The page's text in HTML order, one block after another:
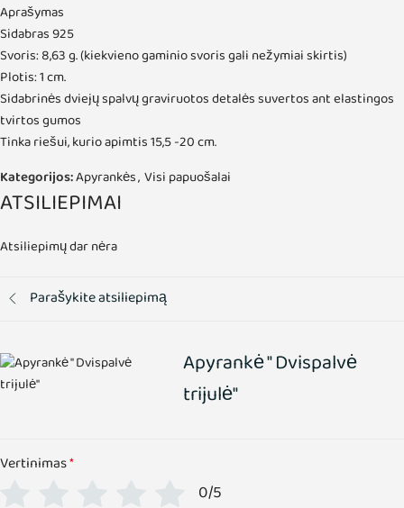
Aprašymas
Sidabras 925
Svoris: 8,63 g. (kiekvieno gaminio svoris gali nežymiai skirtis)
Plotis: 1 cm.
Sidabrinės dviejų spalvų graviruotos detalės suvertos ant elastingos
tvirtos gumos
Tinka riešui, kurio apimtis 15,5 -20 cm.
Kategorijos:Apyrankės, Visi papuošalai
ATSILIEPIMAI
Atsiliepimų dar nėra
Parašykite atsiliepimą
Apyrankė " Dvispalvė
trijulė"
Vertinimas*
0/5